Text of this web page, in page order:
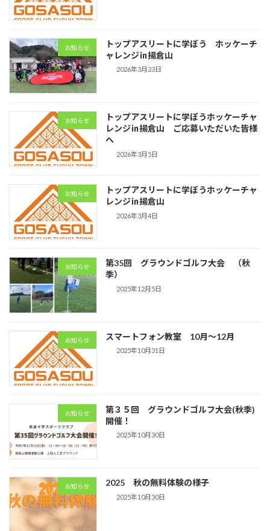
お知らせ
トップアスリートに学ぼう ホッケーチ
ャレンジ㏌揚倉山
2026年3月23日
お知らせ
トップアスリートに学ぼうホッケーチャ
レンジ㏌揚倉山 ご応募いただいた皆様
へ
2026年3月5日
お知らせ
トップアスリートに学ぼうホッケーチャ
レンジ㏌揚倉山
2026年3月4日
お知らせ
第35回 グラウンドゴルフ大会 （秋
季）
2025年12月5日
お知らせ スマートフォン教室 10月～12月
2025年10月31日
お知らせ
第３５回 グラウンドゴルフ大会(秋季)
開催！
2025年10月30日
お知らせ 2025 秋の無料体験の様子
2025年10月30日